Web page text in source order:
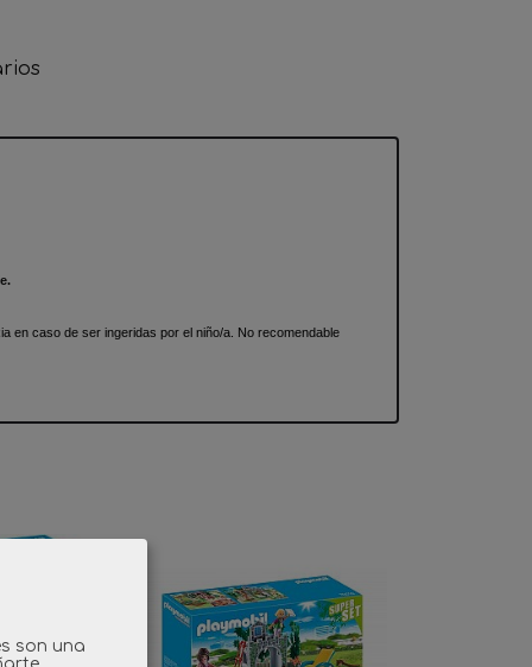
en caso de ser ingeridas por el niño/a. No recomendable
son una